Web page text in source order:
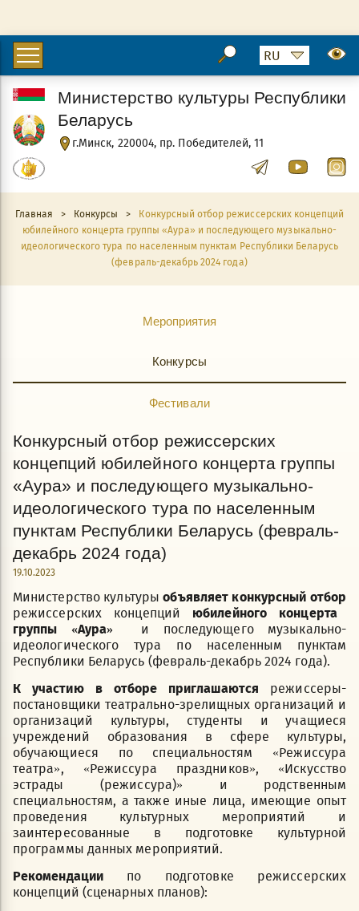
г.Минск, 220004, пр. Победителей, 11
Министерство культуры Республики
Беларусь
Главная > Конкурсы >
Конкурсный отбор режиссерских концепций
юбилейного концерта группы «Аура» и последующего музыкально-
идеологического тура по населенным пунктам Республики Беларусь
(февраль-декабрь 2024 года)
Мероприятия
Конкурсы
Фестивали
Конкурсный отбор режиссерских
концепций юбилейного концерта группы
«Аура» и последующего музыкально-
идеологического тура по населенным
пунктам Республики Беларусь (февраль-
декабрь 2024 года)
19.10.2023
Министерство культурыобъявляет конкурсный отбор
режиссерских концепций юбилейного концерта
группы «Аура» и последующего музыкально-
идеологического тура по населенным пунктам
Республики Беларусь (февраль-декабрь 2024 года).
К участию в отборе приглашаются режиссеры-
постановщики театрально-зрелищных организаций и
организаций культуры, студенты и учащиеся
учреждений образования в сфере культуры,
обучающиеся по специальностям «Режиссура
театра», «Режиссура праздников», «Искусство
эстрады (режиссура)» и родственным
специальностям, а также иные лица, имеющие опыт
проведения культурных мероприятий и
заинтересованные в подготовке культурной
программы данных мероприятий.
Рекомендациипо подготовке режиссерских
концепций (сценарных планов):